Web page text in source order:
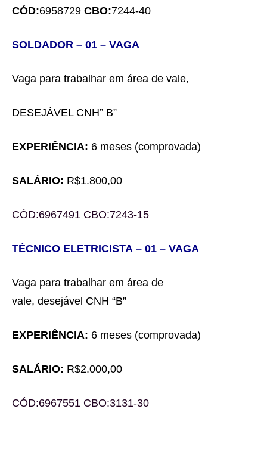
CÓD:6958729 CBO:7244-40
SOLDADOR – 01 – VAGA
Vaga para trabalhar em área de vale,
DESEJÁVEL CNH” B”
EXPERIÊNCIA: 6 meses (comprovada)
SALÁRIO: R$1.800,00
CÓD:6967491 CBO:7243-15
TÉCNICO ELETRICISTA – 01 – VAGA
Vaga para trabalhar em área de
vale, desejável CNH “B”
EXPERIÊNCIA: 6 meses (comprovada)
SALÁRIO: R$2.000,00
CÓD:6967551 CBO:3131-30